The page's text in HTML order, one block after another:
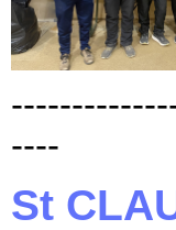
----
St